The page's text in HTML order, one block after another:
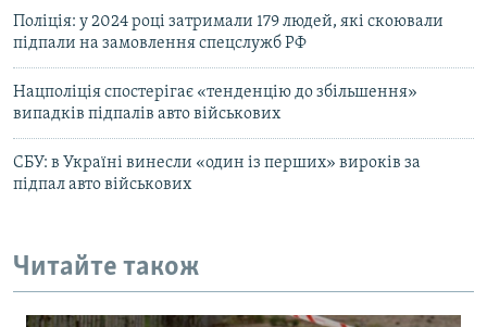
Поліція: у 2024 році затримали 179 людей, які скоювали
підпали на замовлення спецслужб РФ
Нацполіція спостерігає «тенденцію до збільшення»
випадків підпалів авто військових
СБУ: в Україні винесли «один із перших» вироків за
підпал авто військових
Читайте також